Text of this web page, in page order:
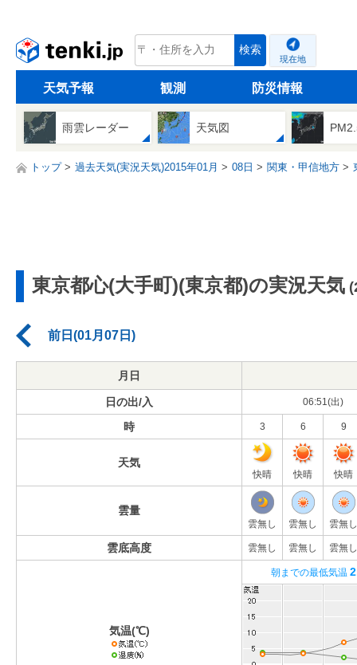
tenki.jp 検索
現在地
天気予報 観測 防災情報
雨雲レーダー 天気図
トップ 過去天気(実況天気)2015年01月 08日 関東・甲信地方
東京都心(大手町)(東京都)の実況天気
前日(01月07日)
月日
日の出/入 06:51(出)
時 3 6 9
天気
快晴 快晴 快晴
雲量
雲無し 雲無し 雲無し
雲底高度 雲無し 雲無し 雲無し
気温(℃)
朝までの最低気温